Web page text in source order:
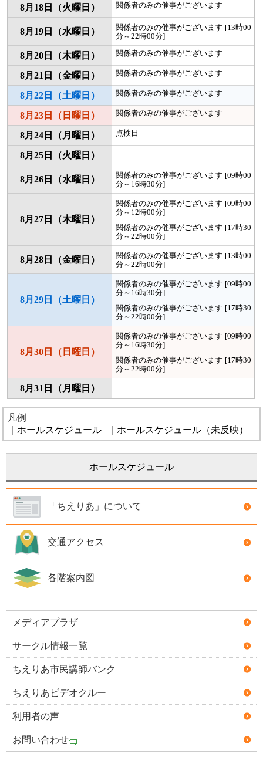
凡例
ホールスケジュール ホールスケジュール（未反映）
ホールスケジュール
「ちえりあ」について
交通アクセス
各階案内図
メディアプラザ
サークル情報一覧
ちえりあ市民講師バンク
ちえりあビデオクルー
利用者の声
お問い合わせ